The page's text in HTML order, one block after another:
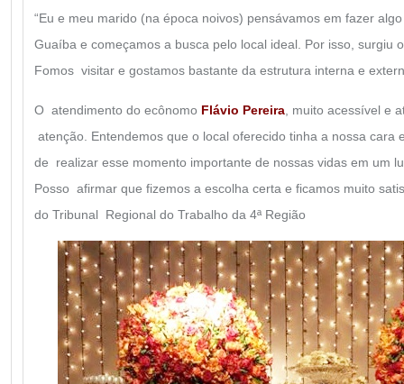
“Eu e meu marido (na época noivos) pensávamos em fazer
Guaíba e começamos a busca pelo local ideal. Por isso, surgiu
Fomos visitar e gostamos bastante da estrutura interna e
O atendimento do ecônomo Flávio Pereira , muito acessível e
atenção. Entendemos que o local oferecido tinha a nossa cara
de realizar esse momento importante de nossas vidas em um
Posso afirmar que fizemos a escolha certa e ficamos muito
do Tribunal Regional do Trabalho da 4ª Região